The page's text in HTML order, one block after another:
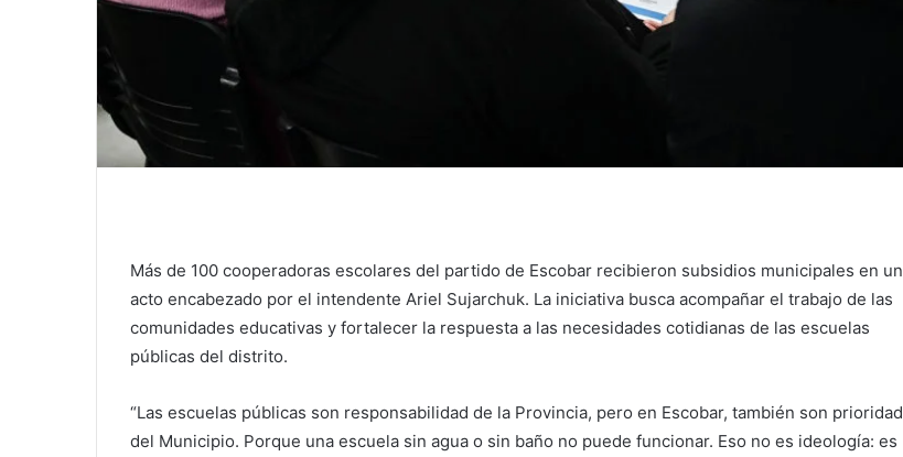
Más de 100 cooperadoras escolares del partido de Escobar recibieron subsidios municipales en un
acto encabezado por el intendente Ariel Sujarchuk. La iniciativa busca acompañar el trabajo de las
comunidades educativas y fortalecer la respuesta a las necesidades cotidianas de las escuelas
públicas del distrito.
“Las escuelas públicas son responsabilidad de la Provincia, pero en Escobar, también son prioridad
del Municipio. Porque una escuela sin agua o sin baño no puede funcionar. Eso no es ideología: es